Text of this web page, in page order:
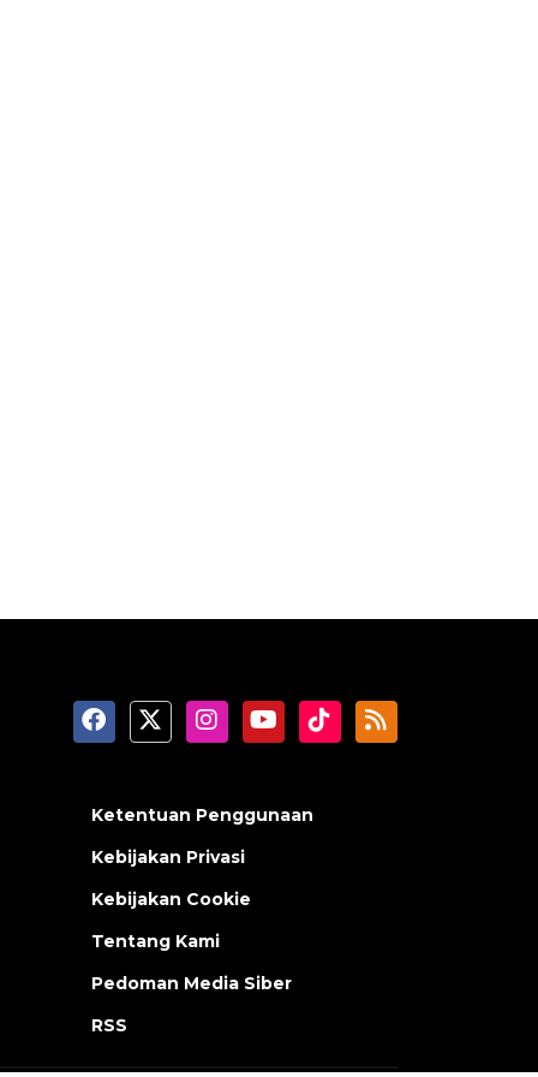
Ketentuan Penggunaan
Kebijakan Privasi
Kebijakan Cookie
Tentang Kami
Pedoman Media Siber
RSS